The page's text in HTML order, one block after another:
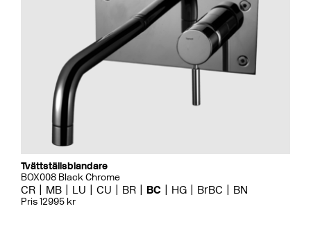
Tvättställsblandare
BOX008 Black Chrome
CR MB LU CU BR BC HG BrBC BN
Pris 12995 kr